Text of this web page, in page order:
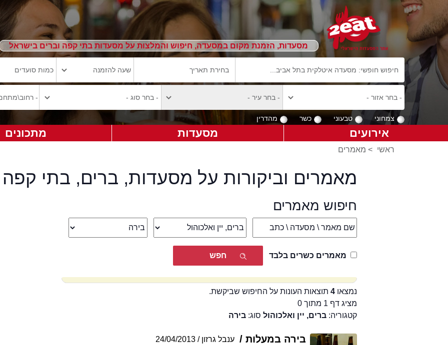
מסעדות, הזמנת מקום במסעדה, חיפוש והמלצות על מסעדות בתי קפה וברים בישראל
צמחוני טבעוני כשר מהדרין
אירועים מסעדות מתכונים
ראשי > מאמרים
מאמרים וביקורות על מסעדות, ברים, בתי קפה
חיפוש מאמרים
מאמרים כשרים בלבד
נמצאו 4תוצאות העונות על החיפוש שביקשת.
מציג דף 1 מתוך 0
קטגוריה: ברים, יין ואלכוהולסוג: בירה
בירה במעלות ענבל גרזון
24/04/2013